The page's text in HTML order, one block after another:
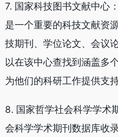
7. 国家科技图书文献中心
是一个重要的科技文献资
技期刊、学位论文、会议
以在该中心查找到涵盖多
为他们的科研工作提供支
8. 国家哲学社会科学学术
会科学学术期刊数据库收